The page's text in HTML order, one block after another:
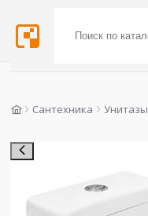
Сантехника Унитазы